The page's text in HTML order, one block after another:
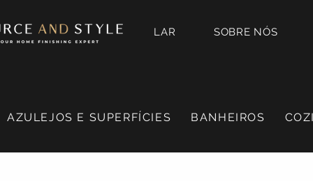
LAR SOBRE NÓS
AZULEJOS E SUPERFÍCIES BANHEIROS